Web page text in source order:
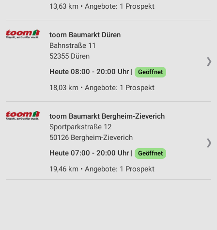
13,63 km • Angebote: 1 Prospekt
❯
toom Baumarkt Düren
Bahnstraße 11
52355 Düren
Heute 08:00 - 20:00 Uhr |
Geöffnet
18,03 km • Angebote: 1 Prospekt
❯
toom Baumarkt Bergheim-Zieverich
Sportparkstraße 12
50126 Bergheim-Zieverich
Heute 07:00 - 20:00 Uhr |
Geöffnet
19,46 km • Angebote: 1 Prospekt
IAB-Besonderheiten:
Geräte anhand von aktiv angeforderten
Informationen identifizieren
Funktional